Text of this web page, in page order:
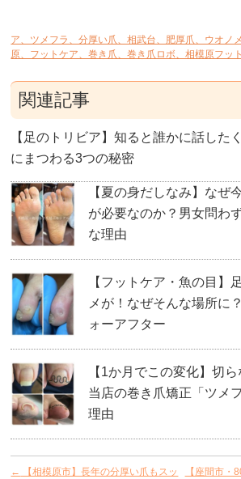
ア、ツメフラ、分厚い爪、相武台、肥厚爪、ウオノ
原、フットケア、巻き爪、巻き爪ロボ、相模原フッ
関連記事
【足のトリビア】知ると誰かに話した
にまつわる3つの秘密
【夏の身だしなみ】なぜ
が必要なのか？男女問わ
な理由
【フットケア・魚の目】
メが！なぜそんな場所に
ォーアフター
【1か月でこの変化】切
当店の巻き爪矯正「ツメ
理由
←
【相模原市】長年の分厚い爪もスッ
【座間市・